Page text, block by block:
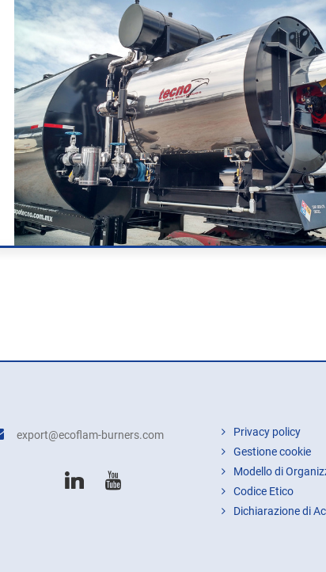
export@ecoflam-burners.com
Privacy policy
Gestione cookie
Modello di
Codice Etico
Dichiarazione di